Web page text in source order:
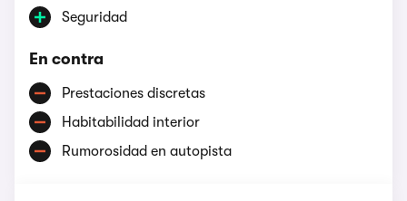
Seguridad
En contra
Prestaciones discretas
Habitabilidad interior
Rumorosidad en autopista